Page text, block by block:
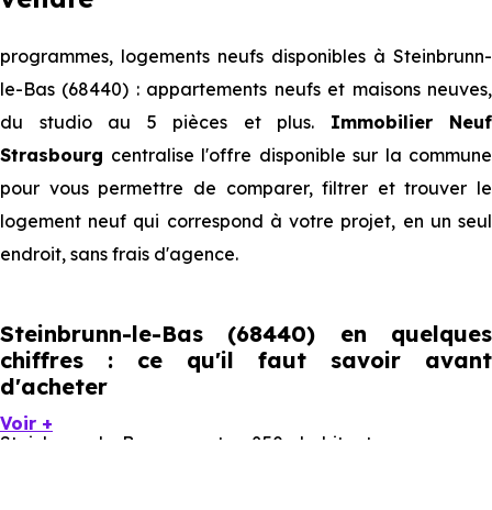
programmes, logements neufs disponibles à Steinbrunn-
le-Bas (68440) : appartements neufs et maisons neuves,
du studio au 5 pièces et plus. Immobilier Neuf
Strasbourg centralise l'offre disponible sur la commune
pour vous permettre de comparer, filtrer et trouver le
logement neuf qui correspond à votre projet, en un seul
endroit, sans frais d'agence.
Steinbrunn-le-Bas (68440) en quelques
chiffres : ce qu'il faut savoir avant
d'acheter
Steinbrunn-le-Bas compte 850 habitants, avec une
Voir +